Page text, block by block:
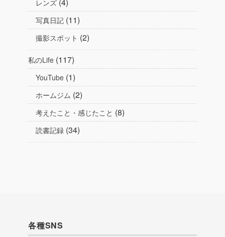
レンズ
写真日記 (11)
撮影スポット (2)
私のLife (117)
YouTube (1)
ホームジム (2)
考えたこと・感じたこと (8)
読書記録 (34)
各種SNS